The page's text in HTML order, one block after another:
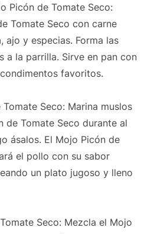
Picón de Tomate Seco:
Tomate Seco con carne
ajo y especias. Forma las
a la parrilla. Sirve en pan con
favoritos.
Seco: Marina muslos
de Tomate Seco durante al
ásalos. El Mojo Picón de
el pollo con su sabor
un plato jugoso y lleno
Seco: Mezcla el Mojo